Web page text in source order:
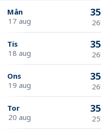
Mån
17 aug
Tis
18 aug
Ons
19 aug
Tor
20 aug